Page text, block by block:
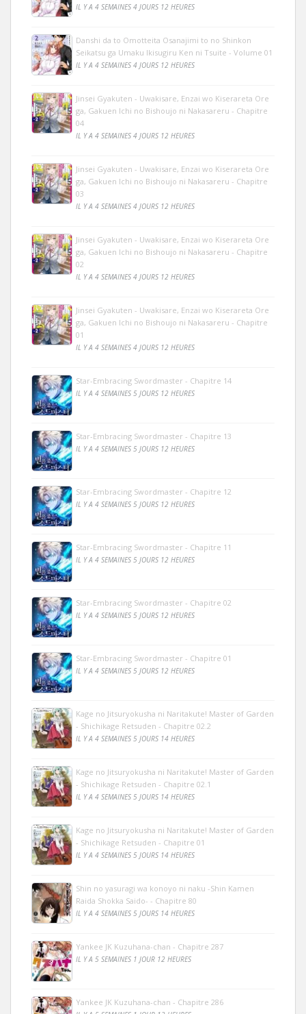
IL Y A 4 SEMAINES 4 JOURS 12 HEURES
Danshi da to Omotteita Osanajimi to no Shinkon
Seikatsu ga Umaku Ikisugiru Ken ni Tsuite - Volume 01
IL Y A 4 SEMAINES 4 JOURS 12 HEURES
Jinsei Gyakuten - Uwakisare, Enzai wo Kiserareta Ore
ga, Gakuen Ichi no Bishoujo ni Nakasareru - Chapitre
04
IL Y A 4 SEMAINES 4 JOURS 12 HEURES
Jinsei Gyakuten - Uwakisare, Enzai wo Kiserareta Ore
ga, Gakuen Ichi no Bishoujo ni Nakasareru - Chapitre
03
IL Y A 4 SEMAINES 4 JOURS 12 HEURES
Jinsei Gyakuten - Uwakisare, Enzai wo Kiserareta Ore
ga, Gakuen Ichi no Bishoujo ni Nakasareru - Chapitre
02
IL Y A 4 SEMAINES 4 JOURS 12 HEURES
Jinsei Gyakuten - Uwakisare, Enzai wo Kiserareta Ore
ga, Gakuen Ichi no Bishoujo ni Nakasareru - Chapitre
01
IL Y A 4 SEMAINES 4 JOURS 12 HEURES
Star-Embracing Swordmaster - Chapitre 14
IL Y A 4 SEMAINES 5 JOURS 12 HEURES
Star-Embracing Swordmaster - Chapitre 13
IL Y A 4 SEMAINES 5 JOURS 12 HEURES
Star-Embracing Swordmaster - Chapitre 12
IL Y A 4 SEMAINES 5 JOURS 12 HEURES
Star-Embracing Swordmaster - Chapitre 11
IL Y A 4 SEMAINES 5 JOURS 12 HEURES
Star-Embracing Swordmaster - Chapitre 02
IL Y A 4 SEMAINES 5 JOURS 12 HEURES
Star-Embracing Swordmaster - Chapitre 01
IL Y A 4 SEMAINES 5 JOURS 12 HEURES
Kage no Jitsuryokusha ni Naritakute! Master of Garden
- Shichikage Retsuden - Chapitre 02.2
IL Y A 4 SEMAINES 5 JOURS 14 HEURES
Kage no Jitsuryokusha ni Naritakute! Master of Garden
- Shichikage Retsuden - Chapitre 02.1
IL Y A 4 SEMAINES 5 JOURS 14 HEURES
Kage no Jitsuryokusha ni Naritakute! Master of Garden
- Shichikage Retsuden - Chapitre 01
IL Y A 4 SEMAINES 5 JOURS 14 HEURES
Shin no yasuragi wa konoyo ni naku -Shin Kamen
Raida Shokka Saido- - Chapitre 80
IL Y A 4 SEMAINES 5 JOURS 14 HEURES
Yankee JK Kuzuhana-chan - Chapitre 287
IL Y A 5 SEMAINES 1 JOUR 12 HEURES
Yankee JK Kuzuhana-chan - Chapitre 286